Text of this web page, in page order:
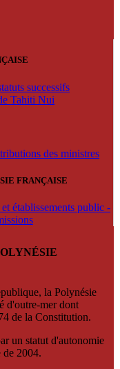
successifs
Tahiti Nui
des ministres
FRANÇAISE
établissements public -
la Polynésie
d'outre-mer dont
de la Constitution.
un statut d'autonomie
de 2004.